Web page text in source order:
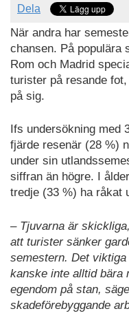
Dela
När andra har
chansen. På populära
Rom och Madrid
turister på resande
på sig.
Ifs undersökning med
fjärde resenär (28 %)
under sin
siffran än högre. I
tredje (33 %) ha råkat
– Tjuvarna är
att turister sänker
semestern. Det
kanske inte alltid bära
egendom på stan,
skadeförebyggande